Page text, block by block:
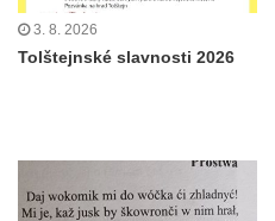
3. 8. 2026
Tolštejnské slavnosti 2026